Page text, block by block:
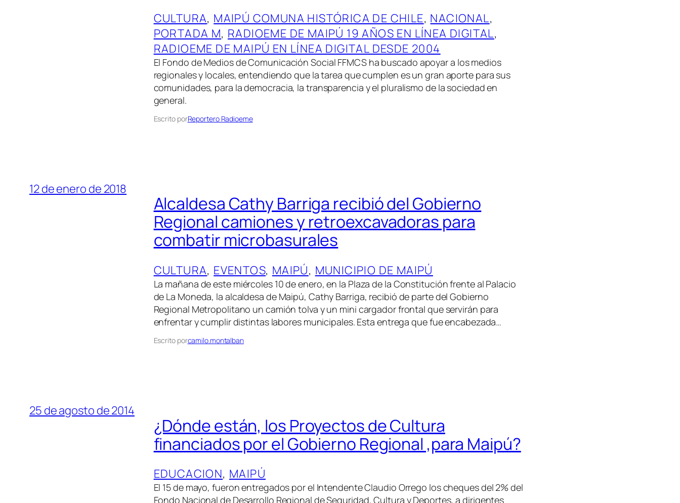
CULTURA, MAIPÚ COMUNA HISTÓRICA DE CHILE, NACIONAL
PORTADA M, RADIOEME DE MAIPÚ 19 AÑOS EN LÍNEA DIGITAL
RADIOEME DE MAIPÚ EN LÍNEA DIGITAL DESDE 2004
El Fondo de Medios de Comunicación Social FFMCS ha buscado apoyar a los medios
regionales y locales, entendiendo que la tarea que cumplen es un gran aporte para sus
comunidades, para la democracia, la transparencia y el pluralismo de la sociedad en
general.
Escrito porReportero Radioeme
12 de enero de 2018
Alcaldesa Cathy Barriga recibió del Gobierno
Regional camiones y retroexcavadoras para
combatir microbasurales
CULTURA, EVENTOS, MAIPÚ, MUNICIPIO DE MAIPÚ
La mañana de este miércoles 10 de enero, en la Plaza de la Constitución frente al Palacio
de La Moneda, la alcaldesa de Maipú, Cathy Barriga, recibió de parte del Gobierno
Regional Metropolitano un camión tolva y un mini cargador frontal que servirán para
enfrentar y cumplir distintas labores municipales. Esta entrega que fue encabezada…
Escrito porcamilo.montalban
25 de agosto de 2014
¿Dónde están, los Proyectos de Cultura
financiados por el Gobierno Regional ,para Maipú?
EDUCACION, MAIPÚ
El 15 de mayo, fueron entregados por el Intendente Claudio Orrego los cheques del 2% del
Fondo Nacional de Desarrollo Regional de Seguridad, Cultura y Deportes, a dirigentes